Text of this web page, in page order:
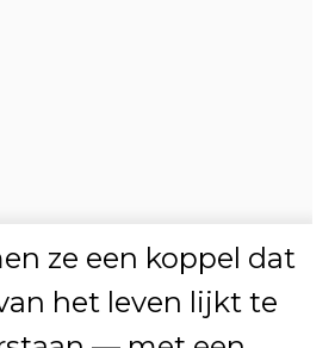
ze een koppel dat
het leven lijkt te